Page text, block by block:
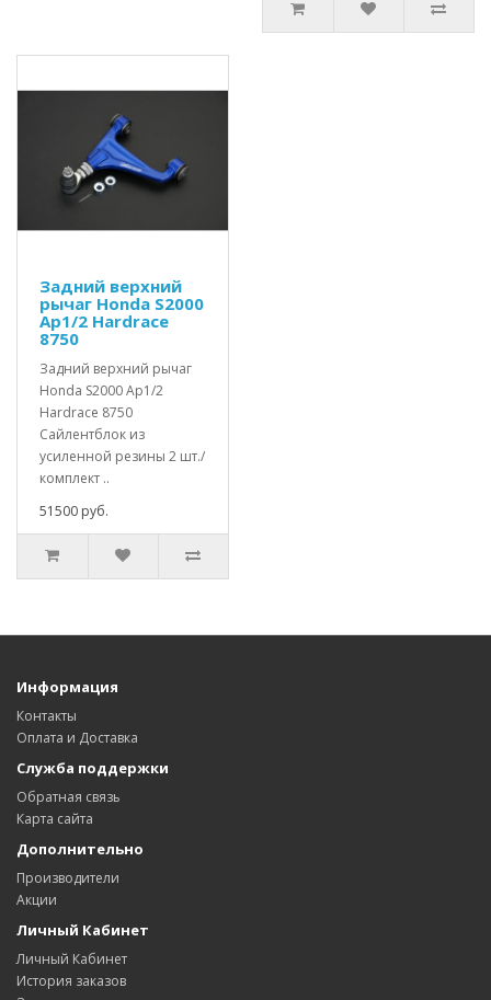
Задний верхний
рычаг Honda S2000
Ap1/2 Hardrace
8750
Задний верхний рычаг
Honda S2000 Ap1/2
Hardrace 8750
Сайлентблок из
усиленной резины 2 шт./
комплект ..
51500 руб.
Информация
Контакты
Оплата и Доставка
Служба поддержки
Обратная связь
Карта сайта
Дополнительно
Производители
Акции
Личный Кабинет
Личный Кабинет
История заказов